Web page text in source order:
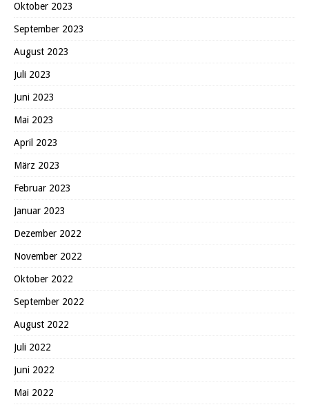
Oktober 2023
September 2023
August 2023
Juli 2023
Juni 2023
Mai 2023
April 2023
März 2023
Februar 2023
Januar 2023
Dezember 2022
November 2022
Oktober 2022
September 2022
August 2022
Juli 2022
Juni 2022
Mai 2022